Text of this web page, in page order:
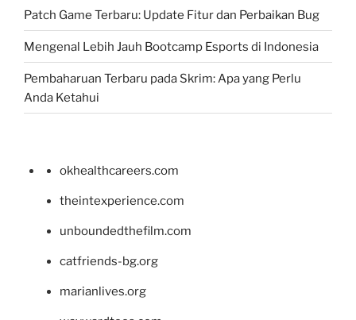
Patch Game Terbaru: Update Fitur dan Perbaikan Bug
Mengenal Lebih Jauh Bootcamp Esports di Indonesia
Pembaharuan Terbaru pada Skrim: Apa yang Perlu
Anda Ketahui
okhealthcareers.com
theintexperience.com
unboundedthefilm.com
catfriends-bg.org
marianlives.org